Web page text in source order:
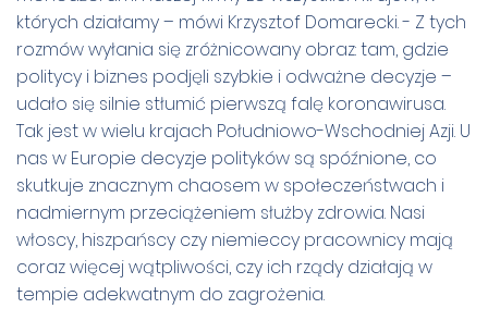
których działamy – mówi Krzysztof Domarecki. - Z tych
rozmów wyłania się zróżnicowany obraz: tam, gdzie
politycy i biznes podjęli szybkie i odważne decyzje –
udało się silnie stłumić pierwszą falę koronawirusa.
Tak jest w wielu krajach Południowo-Wschodniej Azji. U
nas w Europie decyzje polityków są spóźnione, co
skutkuje znacznym chaosem w społeczeństwach i
nadmiernym przeciążeniem służby zdrowia. Nasi
włoscy, hiszpańscy czy niemieccy pracownicy mają
coraz więcej wątpliwości, czy ich rządy działają w
tempie adekwatnym do zagrożenia.